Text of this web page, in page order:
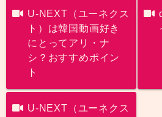
U-NEXT（ユーネクス
ト）は韓国動画好き
にとってアリ・ナ
シ？おすすめポイン
ト
U-NEXT（ユーネクス